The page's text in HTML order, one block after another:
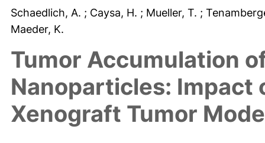
Schaedlich, A. ; Caysa, H. ; Mueller, T. ;
Maeder, K.
Tumor Accumulation
Nanoparticles: Impact
Xenograft Tumor